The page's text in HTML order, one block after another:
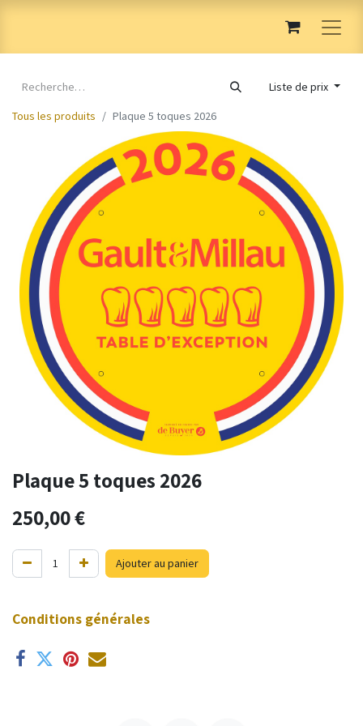
Liste de prix
Tous les produits
Plaque 5 toques 2026
Plaque 5 toques 2026
250,00€
Ajouter au panier
Conditions générales